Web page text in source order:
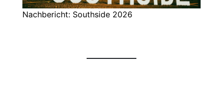
Nachbericht: Southside 2026